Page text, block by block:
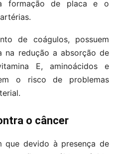
formação de placa e o
de coágulos, possuem
na redução a absorção de
E, aminoácidos e
o risco de problemas
o câncer
que devido à presença de